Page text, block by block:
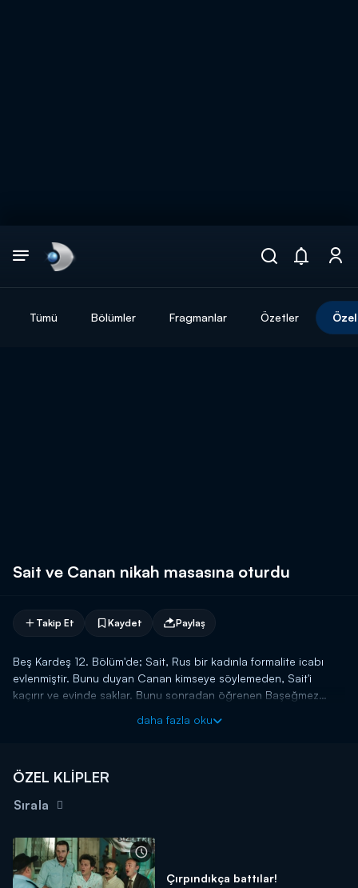
Tümü Bölümler Fragmanlar Özetler
Sait ve Canan nikah masasına oturdu
Takip Et Kaydet Paylaş
Beş Kardeş 12. Bölüm'de; Sait, Rus bir kadınla formalite icabı
evlenmiştir. Bunu duyan Canan kimseye söylemeden, Sait'i
kaçırır ve evinde saklar. Bunu sonradan öğrenen Başeğmez
daha fazla oku
ÖZEL KLİPLER
Sırala
Çırpındıkça battılar!